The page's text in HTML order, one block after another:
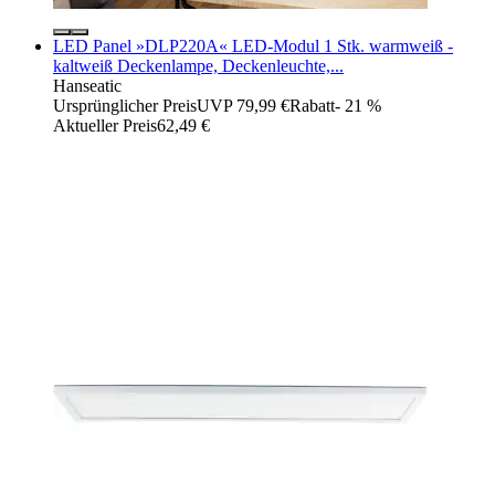
LED Panel »DLP220A« LED-Modul 1 Stk. warmweiß -
kaltweiß Deckenlampe, Deckenleuchte,...
Hanseatic
Ursprünglicher PreisUVP 79,99 €Rabatt- 21 %
Aktueller Preis62,49 €